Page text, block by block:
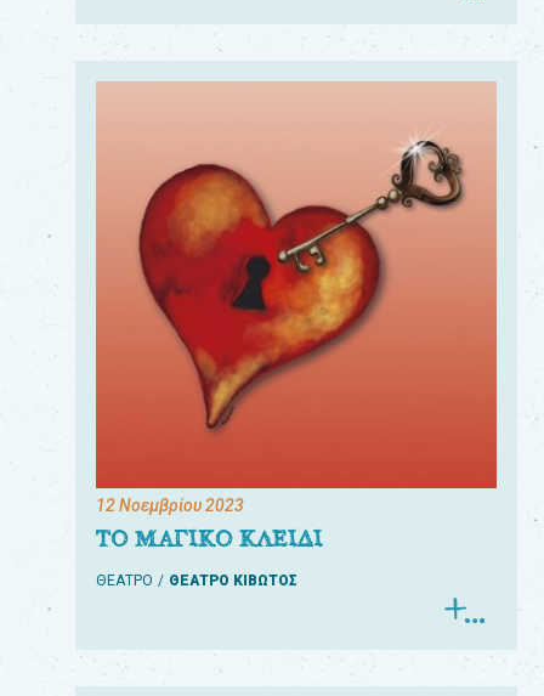
12 Νοεμβρίου 2023
ΤΟ ΜΑΓΙΚΟ ΚΛΕΙΔΙ
ΘΕΑΤΡΟ ΘΕΑΤΡΟ ΚΙΒΩΤΟΣ